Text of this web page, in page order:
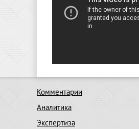
Комментарии
Аналитика
Экспертиза